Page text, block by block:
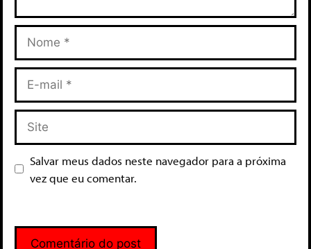
Salvar meus dados neste navegador para a próxima
vez que eu comentar.